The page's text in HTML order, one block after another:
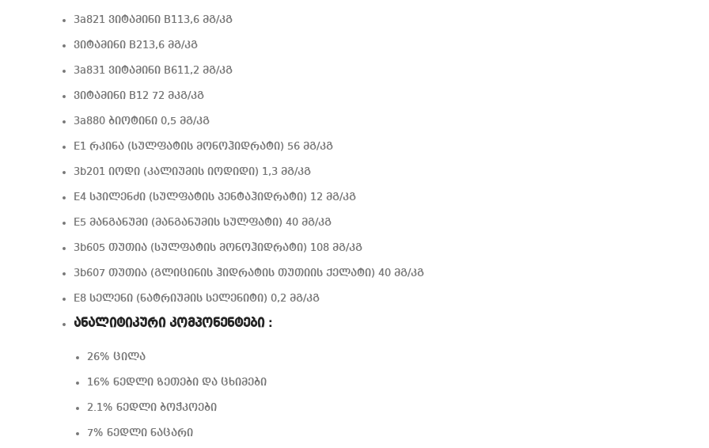
3a821 ვიტამინი B113,6 მგ/კგ
ვიტამინი B213,6 მგ/კგ
3a831 ვიტამინი B611,2 მგ/კგ
ვიტამინი B12 72 მკგ/კგ
3a880 ბიოტინი 0,5 მგ/კგ
E1 რკინა (სულფატის მონოჰიდრატი) 56 მგ/კგ
3b201 იოდი (კალიუმის იოდიდი) 1,3 მგ/კგ
E4 სპილენძი (სულფატის პენტაჰიდრატი) 12 მგ/კგ
E5 მანგანუმი (მანგანუმის სულფატი) 40 მგ/კგ
3b605 თუთია (სულფატის მონოჰიდრატი) 108 მგ/კგ
3b607 თუთია (გლიცინის ჰიდრატის თუთიის ქელატი) 40 მგ/კგ
E8 სელენი (ნატრიუმის სელენიტი) 0,2 მგ/კგ
ანალიტიკური კომპონენტები :
26% ცილა
16% ნედლი ზეთები და ცხიმები
2.1% ნედლი ბოჭკოები
7% ნედლი ნაცარი